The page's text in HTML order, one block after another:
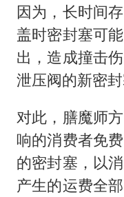
因为，长时间
盖时密封塞可
出，造成撞击
泄压阀的新密
对此，膳魔师
响的消费者免
的密封塞，以
产生的运费全